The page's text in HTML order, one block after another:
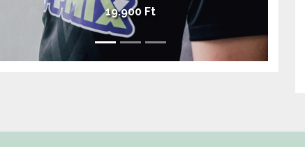
kezdőrúgást!19.900 Ft